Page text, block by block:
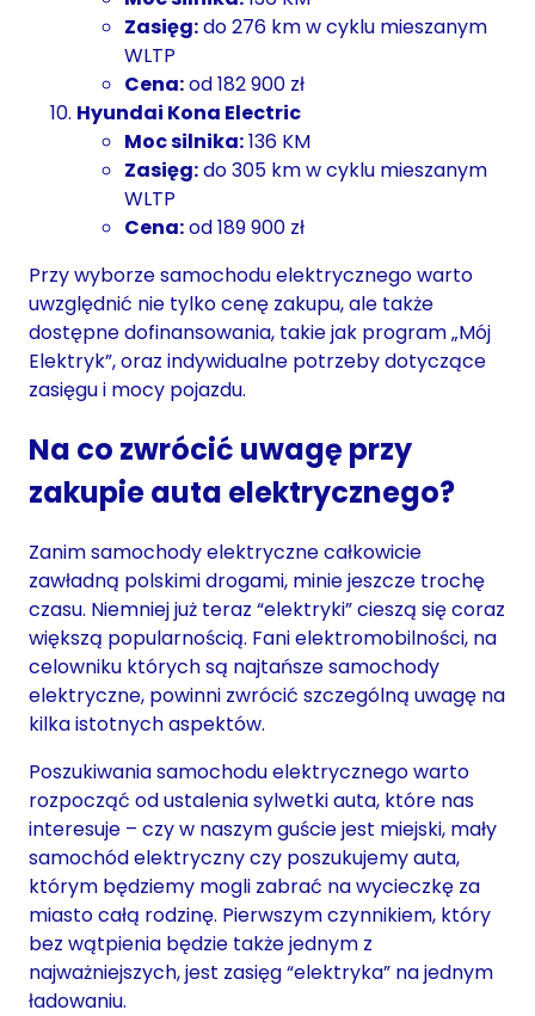
Zasięg:do 276 km w cyklu mieszanym
WLTP
Cena:od 182 900 zł
Hyundai Kona Electric
Moc silnika:136 KM
Zasięg:do 305 km w cyklu mieszanym
WLTP
Cena:od 189 900 zł
Przy wyborze samochodu elektrycznego warto
uwzględnić nie tylko cenę zakupu, ale także
dostępne dofinansowania, takie jak program „Mój
Elektryk”, oraz indywidualne potrzeby dotyczące
zasięgu i mocy pojazdu.
Na co zwrócić uwagę przy
zakupie auta elektrycznego?
Zanim samochody elektryczne całkowicie
zawładną polskimi drogami, minie jeszcze trochę
czasu. Niemniej już teraz “elektryki” cieszą się coraz
większą popularnością. Fani elektromobilności, na
celowniku których są najtańsze samochody
elektryczne, powinni zwrócić szczególną uwagę na
kilka istotnych aspektów.
Poszukiwania samochodu elektrycznego warto
rozpocząć od ustalenia sylwetki auta, które nas
interesuje – czy w naszym guście jest miejski, mały
samochód elektryczny czy poszukujemy auta,
którym będziemy mogli zabrać na wycieczkę za
miasto całą rodzinę. Pierwszym czynnikiem, który
bez wątpienia będzie także jednym z
najważniejszych, jest zasięg “elektryka” na jednym
ładowaniu.